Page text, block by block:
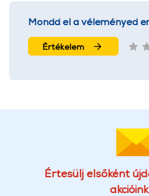
Mondd el a véleményed
Értékelem
Értesülj elsőként